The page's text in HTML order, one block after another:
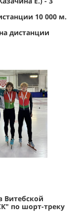
10 000 м.
дистанции
Витебской
по шорт-треку